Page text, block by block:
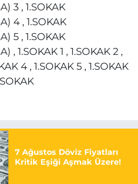
3 , 1.SOKAK
4 , 1.SOKAK
5 , 1.SOKAK
, 1.SOKAK 1 , 1.SOKAK 2 ,
4 , 1.SOKAK 5 , 1.SOKAK
7 Ağustos Döviz Fiyatları
Kritik Eşiği Aşmak Üzere!